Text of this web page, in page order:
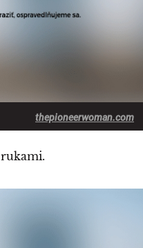
thepioneerwoman.com
rukami.